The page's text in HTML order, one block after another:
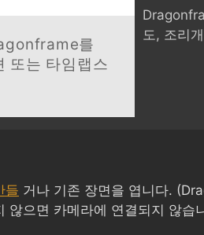
를
또는 타임랩스
도, 조리
들 거나 기존 장면을 엽니다.
않으면 카메라에 연결되지 않습